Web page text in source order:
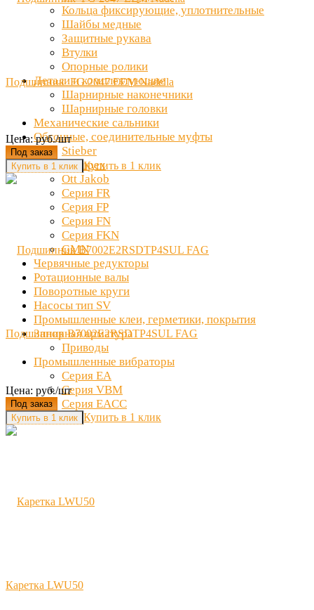
Кольца фиксирующие, уплотнительные
Шайбы медные
Защитные рукава
Втулки
Опорные ролики
Детали и комплектующие
Шарнирные наконечники
Шарнирные головки
Механические сальники
Обгонные, соединительные муфты
Stieber
Clampex
Ott Jakob
Серия FR
Серия FP
Серия FN
Серия FKN
GMN
Червячные редукторы
Ротационные валы
Поворотные круги
Насосы тип SV
Промышленные клеи, герметики, покрытия
Запорная арматура
Приводы
Промышленные вибраторы
Серия EA
Серия VBM
Серия EACC
Подшипник FG 2047 EEM Nadella
Цена: руб./шт
Под заказ
Купить в 1 клик
Подшипник B7002E2RSDTP4SUL FAG
Цена: руб./шт
Под заказ
Купить в 1 клик
Каретка LWU50